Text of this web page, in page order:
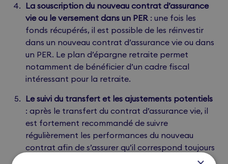
La souscription du nouveau contrat d’assurance
vie ou le versement dans un PER: une fois les
fonds récupérés, il est possible de les réinvestir
dans un nouveau contrat d’assurance vie ou dans
un PER. Le plan d’épargne retraite permet
notamment de bénéficier d’un cadre fiscal
intéressant pour la retraite.
Le suivi du transfert et les ajustements potentiels
: après le transfert du contrat d’assurance vie, il
est fortement recommandé de suivre
régulièrement les performances du nouveau
contrat afin de s’assurer qu’il correspond toujours